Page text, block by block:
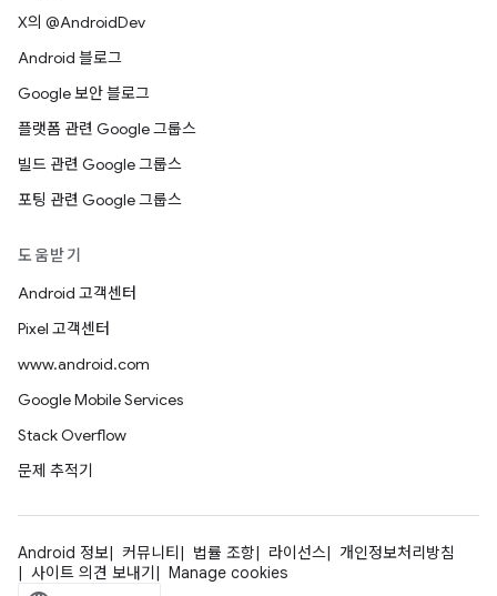
X의 @AndroidDev
Android 블로그
Google 보안 블로그
플랫폼 관련 Google 그룹스
빌드 관련 Google 그룹스
포팅 관련 Google 그룹스
도움받기
Android 고객센터
Pixel 고객센터
www.android.com
Google Mobile Services
Stack Overflow
문제 추적기
Android 정보 커뮤니티 법률 조항 라이선스
개인정보처리방침
사이트 의견 보내기
Manage cookies